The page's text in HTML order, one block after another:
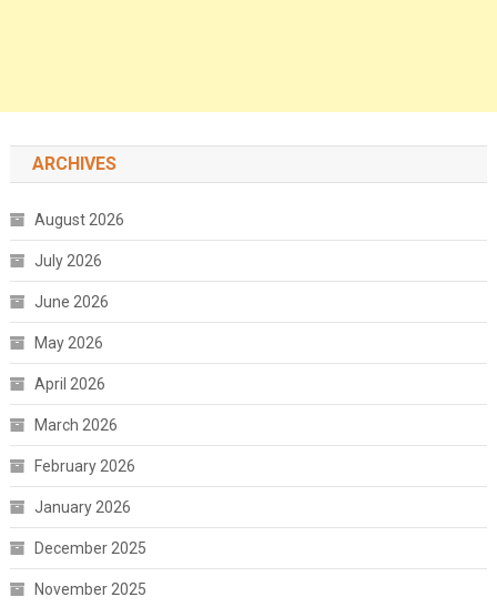
ARCHIVES
August 2026
July 2026
June 2026
May 2026
April 2026
March 2026
February 2026
January 2026
December 2025
November 2025